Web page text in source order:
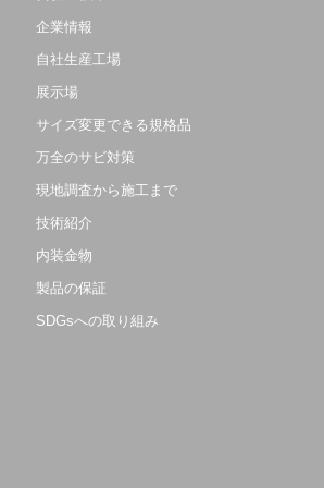
企業情報
自社生産工場
展示場
サイズ変更できる規格品
万全のサビ対策
現地調査から施工まで
技術紹介
内装金物
製品の保証
SDGsへの取り組み